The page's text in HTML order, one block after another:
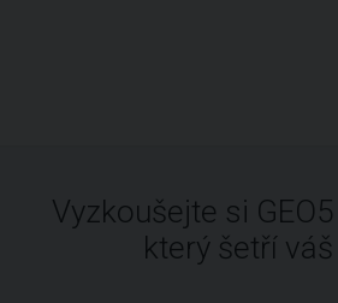
Vyzkoušejte si
který šetří